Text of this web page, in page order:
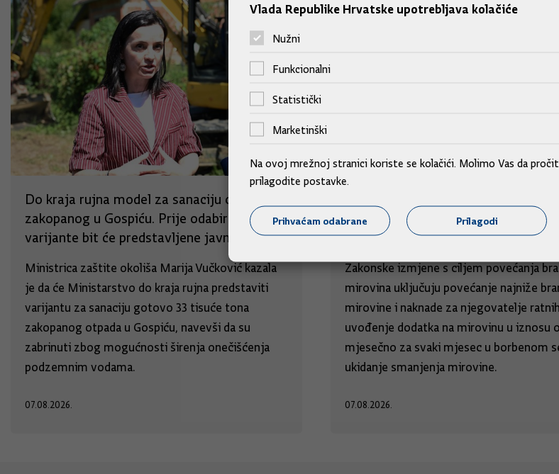
Do kraja rujna model za sanaciju otpada
zakopanog u Gospiću. Prije odabira sve
varijante bit će predstavljene javnosti
Ministrica zaštite okoliša Marija Vučković kazala
je da će Ministarstvo do kraja rujna predstaviti
varijantu za sanaciju gotovo 33 tisuće tona
zakopanog otpada u Gospiću, navevši da su
zabrinuti zbog mogućnosti širenja onečišćenja
podzemnim vodama.
07.08.2026.
mirovine i uvodi dodatak za
obrani
Zakonske izmjene s ciljem povećanja
mirovina uključuju povećanje najniže
mirovine i naknade za njegovatelje
uvođenje dodatka na mirovinu u iznosu
mjesečno za svaki mjesec u borbenom
ukidanje smanjenja mirovine.
07.08.2026.
Vlada Republike Hrvatske upotrebljava kolačiće
Nužni
Funkcionalni
Statistički
Marketinški
Na ovoj mrežnoj stranici koriste se kolačići. Molimo Vas da
prilagodite postavke.
Prihvaćam odabrane Prilagodi